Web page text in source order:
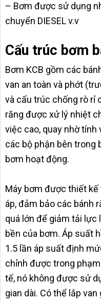
– Bơm được sử dụng
chuyển DIESEL v.v
Cấu trúc bơm
Bơm KCB gồm các
van an toàn và phớt
và cấu trúc chống rò rỉ
răng được xử lý nhiệt
việc cao, quay nhờ tính
các bộ phận bên trong
bơm hoạt động.
Máy bơm được thiết kế
áp, đảm bảo các bánh
quá lớn để giảm tải lực
bền của bơm. Áp suất
1.5 lần áp suất định
chỉnh được trong
tế, nó không được sử
gian dài. Có thể lắp